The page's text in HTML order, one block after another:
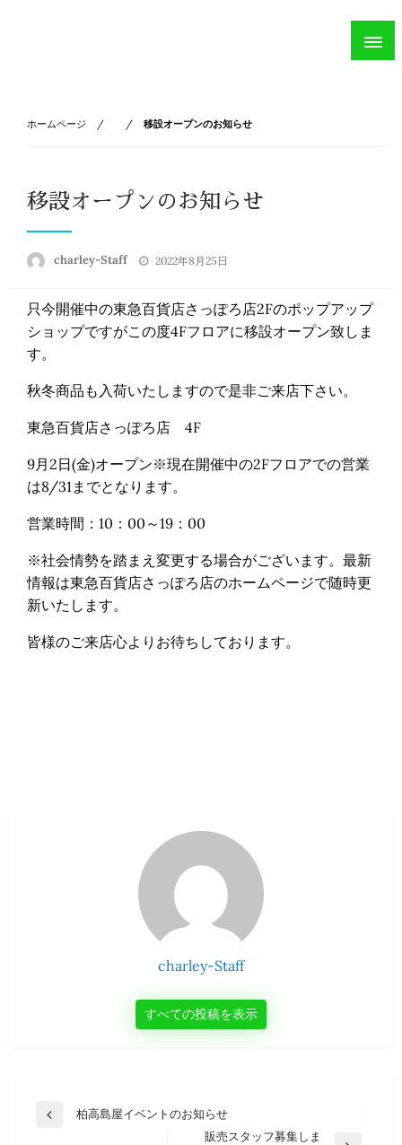
ホームページ 移設オープンのお知らせ
移設オープンのお知らせ
charley-Staff
投
2022年8月25日
只今開催中の東急百貨店さっぽろ店2Fのポップアップ
ショップですがこの度4Fフロアに移設オープン致しま
す。
秋冬商品も入荷いたしますので是非ご来店下さい。
東急百貨店さっぽろ店 4F
9月2日(金)オープン※現在開催中の2Fフロアでの営業
は8/31までとなります。
営業時間：10：00～19：00
※社会情勢を踏まえ変更する場合がございます。最新
情報は東急百貨店さっぽろ店のホームページで随時更
新いたします。
皆様のご来店心よりお待ちしております。
charley-Staff
すべての投稿を表示
投
柏高島屋イベントのお知らせ
販売スタッフ募集しま